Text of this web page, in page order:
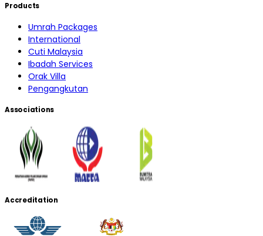
Products
Umrah Packages
International
Cuti Malaysia
Ibadah Services
Orak Villa
Pengangkutan
Associations
Accreditation